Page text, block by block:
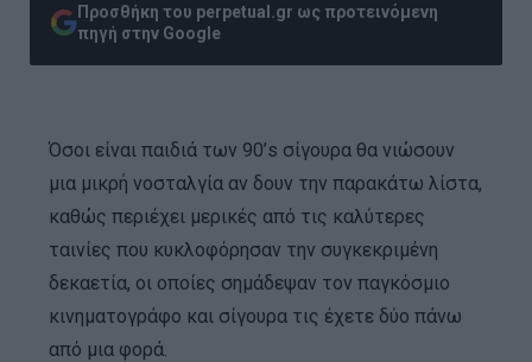
Προσθήκη του perpetual.gr ως προτεινόμενη
πηγή στην Google
Όσοι είναι παιδιά των 90’s σίγουρα θα νιώσουν
μια μικρή νοσταλγία αν δουν την παρακάτω λίστα,
καθώς περιέχει μερικές από τις καλύτερες
ταινίες που κυκλοφόρησαν την συγκεκριμένη
δεκαετία, οι οποίες σημάδεψαν τον παγκόσμιο
κινηματογράφο και σίγουρα τις έχετε δύο πάνω
από μια φορά.